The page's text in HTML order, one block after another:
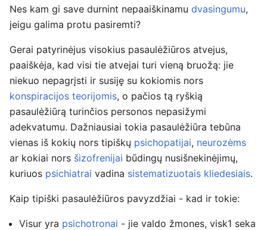
Nes kam gi save durnint nepaaiškinamu dvasingumu,
jeigu galima protu pasiremti?
Gerai patyrinėjus visokius pasaulėžiūros atvejus,
paaiškėja, kad visi tie atvejai turi vieną bruožą: jie
niekuo nepagrįsti ir susiję su kokiomis nors
konspiracijos teorijomis, o pačios tą ryškią
pasaulėžiūrą turinčios personos nepasižymi
adekvatumu. Dažniausiai tokia pasaulėžiūra tebūna
vienas iš kokių nors tipiškų psichopatijai, neurozėms
ar kokiai nors šizofrenijai būdingų nusišnekinėjimų,
kuriuos psichiatrai vadina sistematizuotais kliedesiais.
Kaip tipiški pasaulėžiūros pavyzdžiai - kad ir tokie:
Visur yra psichotronai - jie valdo žmones, visk1 seka